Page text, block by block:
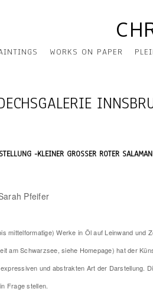
WORKS ON PAPER
-KLEINER GROSSER ROTER
Pfeifer
mittelformatige) Werke in Öl auf Leinwand
am Schwarzsee, siehe Homepage) hat der
und abstrakten Art der Darstellung.
Frage stellen.